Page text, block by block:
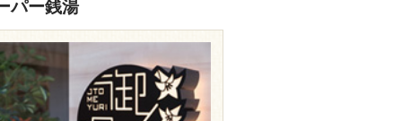
パー銭湯